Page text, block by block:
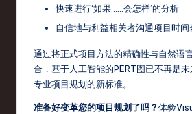
快速进行‘如果……会怎样’的分析
自信地与利益相关者沟通项目时间
通过将正式项目方法的精确性与自然语
合，基于人工智能的PERT图已不再是
专业项目规划的新标准。
准备好变革您的项目规划了吗？体验